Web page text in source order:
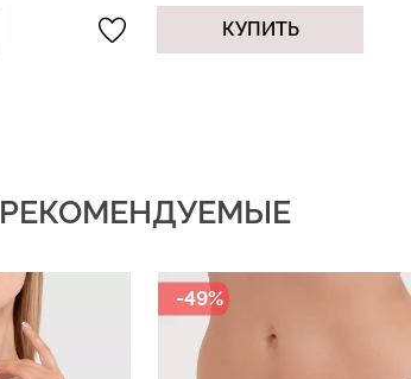
КУПИТЬ
РЕКОМЕНДУЕМЫЕ
-30%